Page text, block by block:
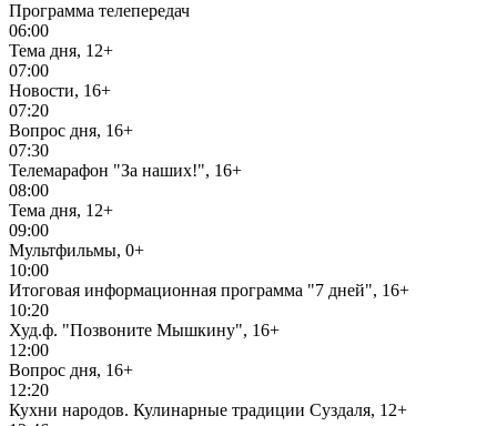
Программа телепередач
06:00
Тема дня, 12+
07:00
Новости, 16+
07:20
Вопрос дня, 16+
07:30
Телемарафон "За наших!", 16+
08:00
Тема дня, 12+
09:00
Мультфильмы, 0+
10:00
Итоговая информационная программа "7 дней", 16+
10:20
Худ.ф. "Позвоните Мышкину", 16+
12:00
Вопрос дня, 16+
12:20
Кухни народов. Кулинарные традиции Суздаля, 12+